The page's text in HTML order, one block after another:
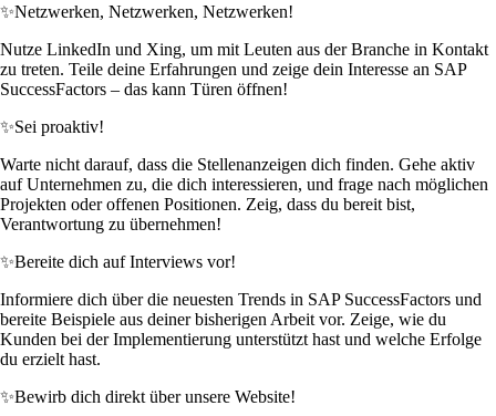
✨Netzwerken, Netzwerken, Netzwerken!
Nutze LinkedIn und Xing, um mit Leuten aus der Branche in Kontakt
zu treten. Teile deine Erfahrungen und zeige dein Interesse an SAP
SuccessFactors – das kann Türen öffnen!
✨Sei proaktiv!
Warte nicht darauf, dass die Stellenanzeigen dich finden. Gehe aktiv
auf Unternehmen zu, die dich interessieren, und frage nach möglichen
Projekten oder offenen Positionen. Zeig, dass du bereit bist,
Verantwortung zu übernehmen!
✨Bereite dich auf Interviews vor!
Informiere dich über die neuesten Trends in SAP SuccessFactors und
bereite Beispiele aus deiner bisherigen Arbeit vor. Zeige, wie du
Kunden bei der Implementierung unterstützt hast und welche Erfolge
du erzielt hast.
✨Bewirb dich direkt über unsere Website!